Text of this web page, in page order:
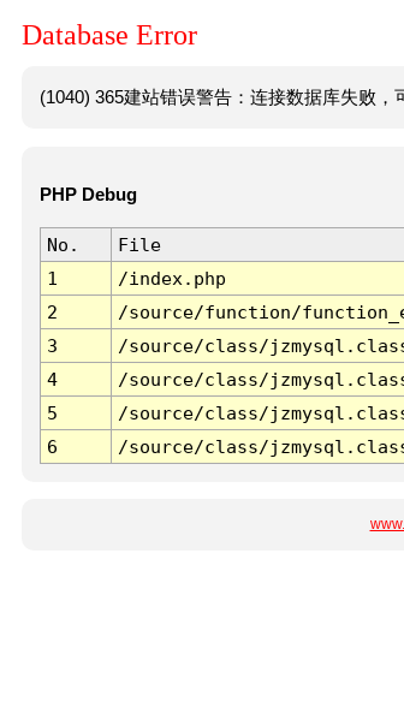
Database Error
(1040) 365建站错误警告：连接数据库失败，
PHP Debug
No. File
1
/index.php
2
/source/function/
3
/source/class/
4
/source/class/
5
/source/class/
6
/source/class/